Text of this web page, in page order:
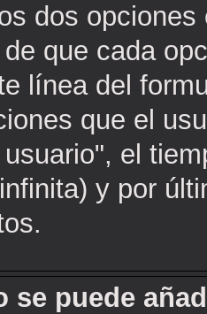
dos opciones
que cada
línea del
que el
el
y por
se puede